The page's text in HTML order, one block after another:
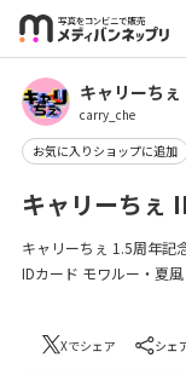
キャリーちぇ
carry_che
お気に入りショップに追加
キャリーちぇ
キャリーちぇ 1.5周年記
IDカード モワルー・夏
モワルー: Yodomari
Xでシェア シェ